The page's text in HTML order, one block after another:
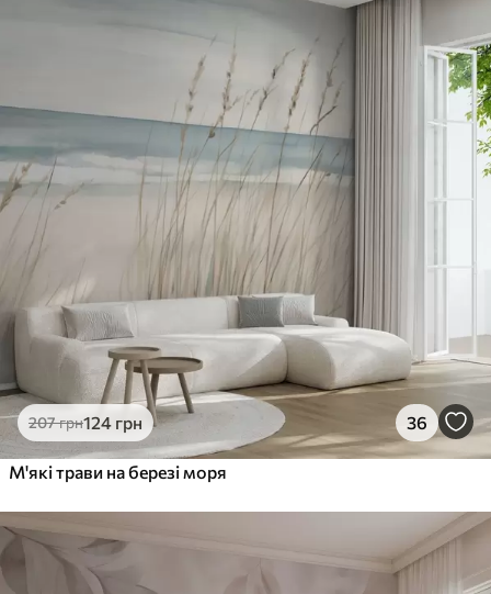
207грн124 грн 36
М'які трави на березі моря